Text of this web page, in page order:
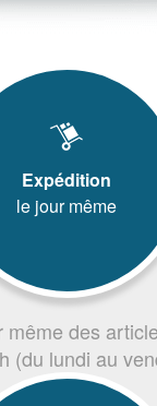
Expédition
le jour même
même des
(du lundi au